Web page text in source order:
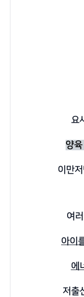
요
양
이만
여
아이
에
저출